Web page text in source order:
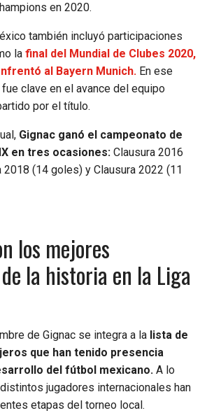
en 2020.
también incluyó participaciones
la final del Mundial de Clubes 2020,
al Bayern Munich. En ese
clave en el avance del equipo
por el título.
Gignac ganó el campeonato de
en tres ocasiones: Clausura 2016
(14 goles) y Clausura 2022 (11
los mejores
la historia en la Liga
de Gignac se integra a la lista de
que han tenido presencia
del fútbol mexicano. A lo
jugadores internacionales han
etapas del torneo local.